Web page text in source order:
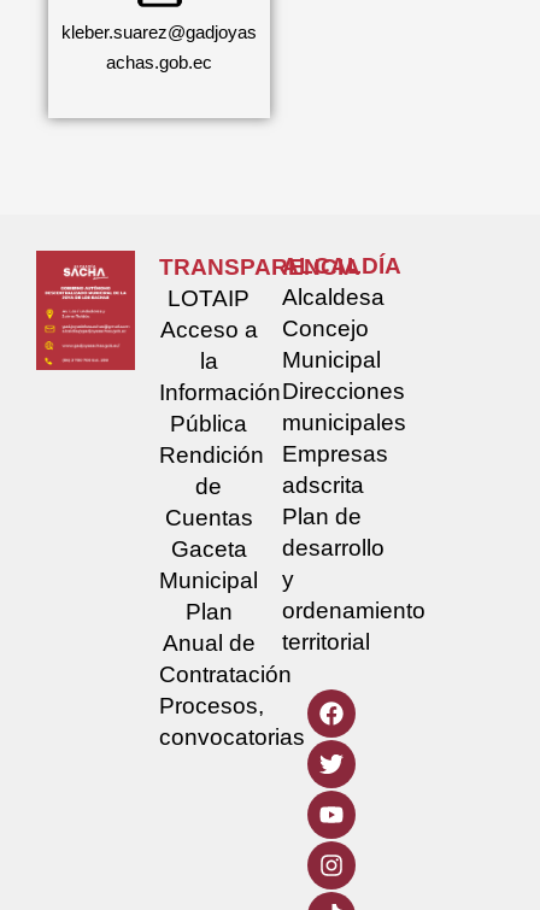
kleber.suarez@gadjoyas
achas.gob.ec
TRANSPARENCIA
LOTAIP
Acceso a
la
Información
Pública
Rendición
de
Cuentas
Gaceta
Municipal
Plan
Anual de
Contratación
Procesos,
convocatorias
ALCALDÍA
Alcaldesa
Concejo
Municipal
Direcciones
municipales
Empresas
adscrita
Plan de
desarrollo
y
ordenamiento
territorial